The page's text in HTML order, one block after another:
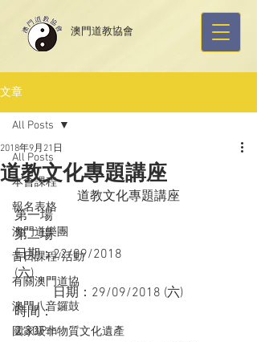
​澳門道教協會
文章
All Posts
本會課程
報名表格
澳門道樂團
昔日課程/活動
有關澳門道協
澳門八音鑼鼓
國家級非物質文化遺產
All Posts
道教文化專題講座
2018年9月21日
道教文化專題講座
第一場
第二場
日期：22/09/2018
(六)
日期：29/09/2018 (六)
時間：
2:30Pm